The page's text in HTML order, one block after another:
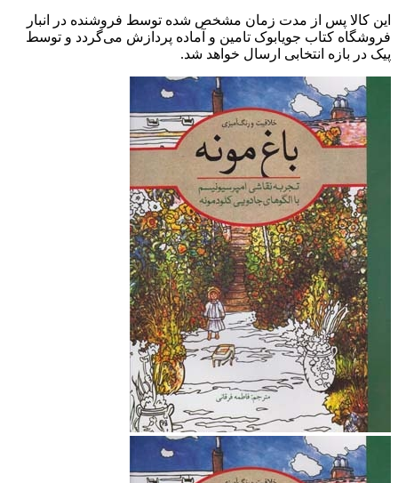
این کالا پس از مدت زمان مشخص شده توسط فروشنده در انبار
فروشگاه کتاب جویابوک تامین و آماده پردازش می‌گردد و توسط
پیک در بازه انتخابی ارسال خواهد شد.